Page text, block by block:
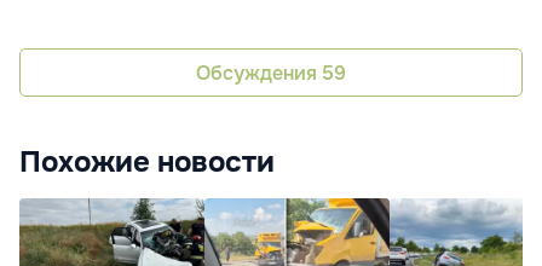
Обсуждения 59
Похожие новости